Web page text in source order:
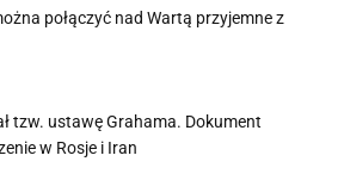
połączyć nad Wartą przyjemne z
tzw. ustawę Grahama. Dokument
w Rosje i Iran